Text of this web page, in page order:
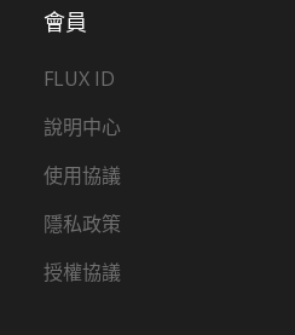
會員
FLUX ID
說明中心
使用協議
隱私政策
授權協議